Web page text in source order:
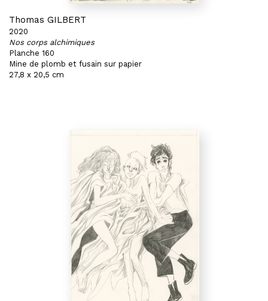
Thomas GILBERT
2020
Nos corps alchimiques
Planche 160
Mine de plomb et fusain sur papier
27,8 x 20,5 cm